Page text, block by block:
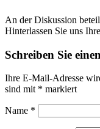
An der Diskussion
Hinterlassen Sie uns
Schreiben Sie
Ihre E-Mail-Adresse
sind mit * markiert
Name *